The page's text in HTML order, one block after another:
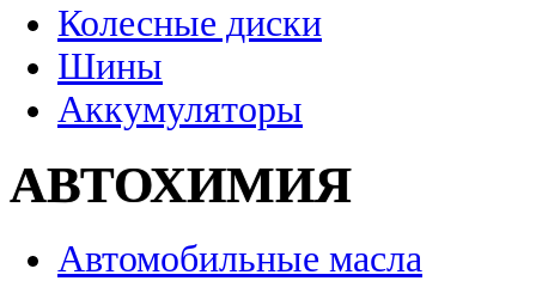
Колесные диски
Шины
Аккумуляторы
АВТОХИМИЯ
Автомобильные масла